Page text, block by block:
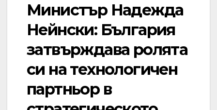
Министър Надежда
Нейнски: България
затвърждава ролята
си на технологичен
партньор в